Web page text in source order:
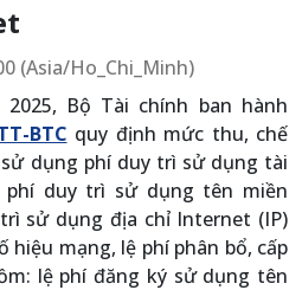
(Asia/Ho_Chi_Minh)
Bộ Tài chính ban hành
BTC quy định mức thu, chế
dụng phí duy trì sử dụng tài
phí duy trì sử dụng tên miền
sử dụng địa chỉ Internet (IP)
hiệu mạng, lệ phí phân bổ, cấp
lệ phí đăng ký sử dụng tên